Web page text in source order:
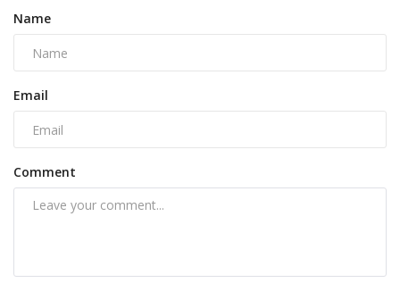
Name
Email
Comment